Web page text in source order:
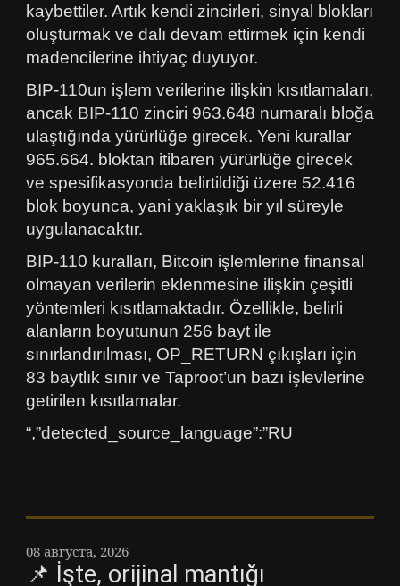
kaybettiler. Artık kendi zincirleri, sinyal blokları
oluşturmak ve dalı devam ettirmek için kendi
madencilerine ihtiyaç duyuyor.
BIP-110un işlem verilerine ilişkin kısıtlamaları,
ancak BIP-110 zinciri 963.648 numaralı bloğa
ulaştığında yürürlüğe girecek. Yeni kurallar
965.664. bloktan itibaren yürürlüğe girecek
ve spesifikasyonda belirtildiği üzere 52.416
blok boyunca, yani yaklaşık bir yıl süreyle
uygulanacaktır.
BIP-110 kuralları, Bitcoin işlemlerine finansal
olmayan verilerin eklenmesine ilişkin çeşitli
yöntemleri kısıtlamaktadır. Özellikle, belirli
alanların boyutunun 256 bayt ile
sınırlandırılması, OP_RETURN çıkışları için
83 baytlık sınır ve Taproot’un bazı işlevlerine
getirilen kısıtlamalar.
“,”detected_source_language”:”RU
08 августа, 2026
📌 İşte, orijinal mantığı